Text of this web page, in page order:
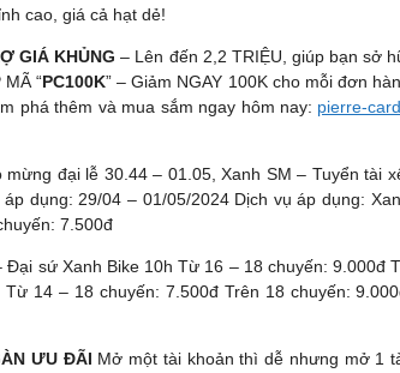
cao, giá cả hạt dẻ!
GIÁ KHỦNG – Lên đến 2,2 TRIỆU, giúp bạn sở
“PC100K” – Giảm NGAY 100K cho mỗi đơn
phá thêm và mua sắm ngay hôm nay: pierre-
mừng đại lễ 30.44 – 01.05, Xanh SM – Tuyển tài
dụng: 29/04 – 01/05/2024 Dịch vụ áp dụng:
7.500đ
sứ Xanh Bike 10h Từ 16 – 18 chuyến: 9.000đ
14 – 18 chuyến: 7.500đ Trên 18 chuyến:
ƯU ĐÃI Mở một tài khoản thì dễ nhưng mở 1